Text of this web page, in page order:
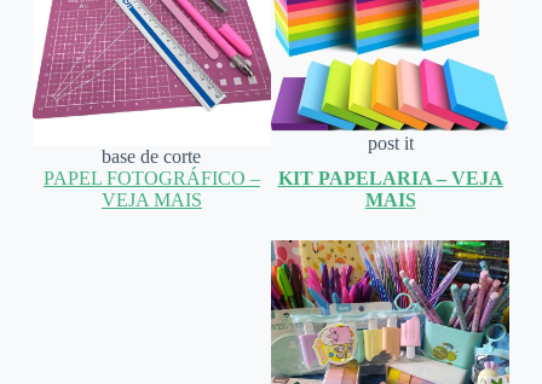
base de corte
post it
PAPEL FOTOGRÁFICO –
VEJA MAIS
KIT PAPELARIA – VEJA
MAIS